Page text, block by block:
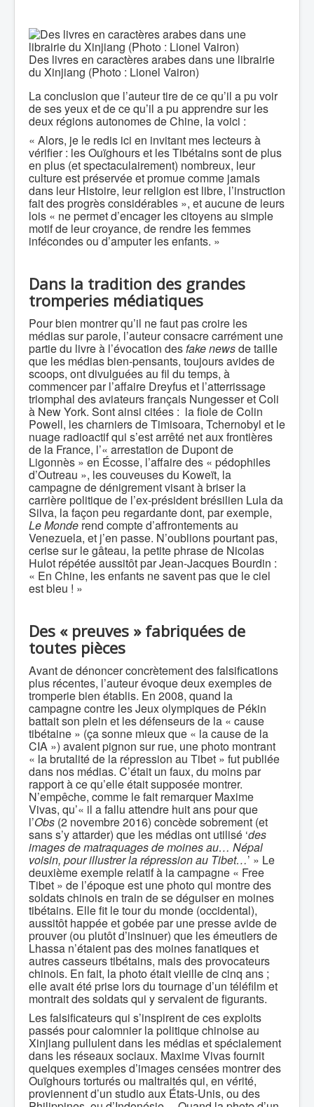
Des livres en caractères arabes dans une librairie
du Xinjiang (Photo : Lionel Vairon)
La conclusion que l’auteur tire de ce qu’il a pu voir
de ses yeux et de ce qu’il a pu apprendre sur les
deux régions autonomes de Chine, la voici :
« Alors, je le redis ici en invitant mes lecteurs à
vérifier : les Ouïghours et les Tibétains sont de plus
en plus (et spectaculairement) nombreux, leur
culture est préservée et promue comme jamais
dans leur Histoire, leur religion est libre, l’instruction
fait des progrès considérables », et aucune de leurs
lois « ne permet d’encager les citoyens au simple
motif de leur croyance, de rendre les femmes
infécondes ou d’amputer les enfants. »
Dans la tradition des grandes
tromperies médiatiques
Pour bien montrer qu’il ne faut pas croire les
médias sur parole, l’auteur consacre carrément une
partie du livre à l’évocation desfake newsde taille
que les médias bien-pensants, toujours avides de
scoops, ont divulguées au fil du temps, à
commencer par l’affaire Dreyfus et l’atterrissage
triomphal des aviateurs français Nungesser et Coli
à New York. Sont ainsi citées : la fiole de Colin
Powell, les charniers de Timisoara, Tchernobyl et le
nuage radioactif qui s’est arrêté net aux frontières
de la France, l’« arrestation de Dupont de
Ligonnès » en Écosse, l’affaire des « pédophiles
d’Outreau », les couveuses du Koweït, la
campagne de dénigrement visant à briser la
carrière politique de l’ex-président brésilien Lula da
Silva, la façon peu regardante dont, par exemple,
Le Monde rend compte d’affrontements au
Venezuela, et j’en passe. N’oublions pourtant pas,
cerise sur le gâteau, la petite phrase de Nicolas
Hulot répétée aussitôt par Jean-Jacques Bourdin :
« En Chine, les enfants ne savent pas que le ciel
est bleu ! »
Des « preuves » fabriquées de
toutes pièces
Avant de dénoncer concrètement des falsifications
plus récentes, l’auteur évoque deux exemples de
tromperie bien établis. En 2008, quand la
campagne contre les Jeux olympiques de Pékin
battait son plein et les défenseurs de la « cause
tibétaine » (ça sonne mieux que « la cause de la
CIA ») avaient pignon sur rue, une photo montrant
« la brutalité de la répression au Tibet » fut publiée
dans nos médias. C’était un faux, du moins par
rapport à ce qu’elle était supposée montrer.
N’empêche, comme le fait remarquer Maxime
Vivas, qu’« il a fallu attendre huit ans pour que
l’Obs (2 novembre 2016) concède sobrement (et
sans s’y attarder) que les médias ont utilisé ‘des
images de matraquages de moines au… Népal
voisin, pour illustrer la répression au Tibet…’ » Le
deuxième exemple relatif à la campagne « Free
Tibet » de l’époque est une photo qui montre des
soldats chinois en train de se déguiser en moines
tibétains. Elle fit le tour du monde (occidental),
aussitôt happée et gobée par une presse avide de
prouver (ou plutôt d’insinuer) que les émeutiers de
Lhassa n’étaient pas des moines fanatiques et
autres casseurs tibétains, mais des provocateurs
chinois. En fait, la photo était vieille de cinq ans ;
elle avait été prise lors du tournage d’un téléfilm et
montrait des soldats qui y servaient de figurants.
Les falsificateurs qui s’inspirent de ces exploits
passés pour calomnier la politique chinoise au
Xinjiang pullulent dans les médias et spécialement
dans les réseaux sociaux. Maxime Vivas fournit
quelques exemples d’images censées montrer des
Ouïghours torturés ou maltraités qui, en vérité,
proviennent d’un studio aux États-Unis, ou des